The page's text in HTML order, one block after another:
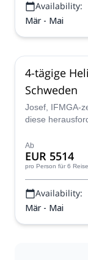
Availability:
Mär - Mai
4-tägige
Schweden
Josef, IFMGA-
diese
Ab
EUR 5514
pro Person für 6
Availability:
Mär - Mai